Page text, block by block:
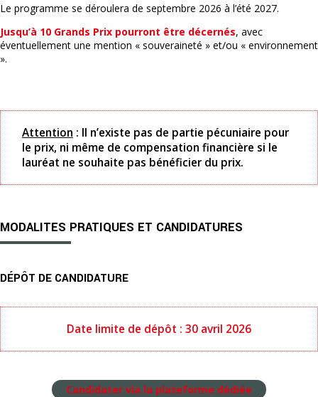
Le programme se déroulera de septembre 2026 à l’été 2027.
Jusqu’à 10 Grands Prix pourront être décernés, avec
éventuellement une mention « souveraineté » et/ou « environnement
».
Attention : Il n’existe pas de partie pécuniaire pour
le prix, ni même de compensation financière si le
lauréat ne souhaite pas bénéficier du prix.
MODALITES PRATIQUES ET CANDIDATURES
DÉPÔT DE CANDIDATURE
Date limite de dépôt : 30 avril 2026
Candidater via la plateforme dédiée